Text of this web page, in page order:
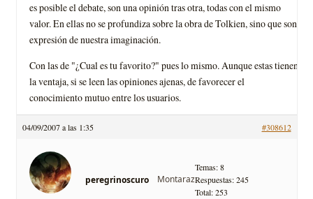
es posible el debate, son una opinión tras otra, todas con el mismo
valor. En ellas no se profundiza sobre la obra de Tolkien, sino que son
expresión de nuestra imaginación.
Con las de "¿Cual es tu favorito?" pues lo mismo. Aunque estas tienen
la ventaja, si se leen las opiniones ajenas, de favorecer el
conocimiento mutuo entre los usuarios.
04/09/2007 a las 1:35 #308612
peregrinoscuro Montaraz
Temas: 8
Respuestas: 245
Total: 253